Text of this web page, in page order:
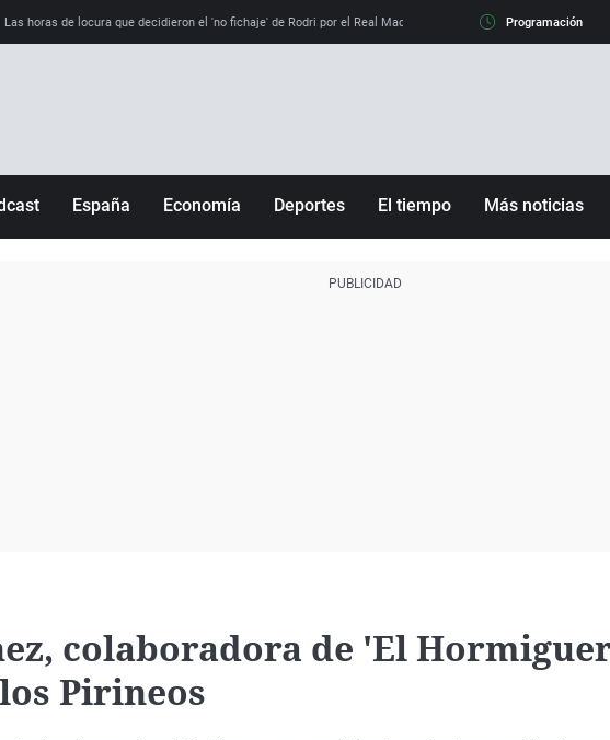
Las horas de locura que decidieron el 'no fichaje' de Rodri por el Real Madrid y su 'sí' al Barça La llamada
Programación
España
País Vasco
Economía Deportes El tiempo Más noticias
colaboradora de 'El
Pirineos